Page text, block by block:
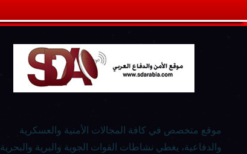
موقع متخصص في كافة المجالات الأمنية والعسكرية
والدفاعية، يغطي نشاطات القوات الجوية والبرية والبحرية